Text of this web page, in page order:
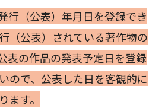
行（公表）年月日を登録でき
（公表）されている著作物の
表の作品の発表予定日を登録
ので、公表した日を客観的に
ます。